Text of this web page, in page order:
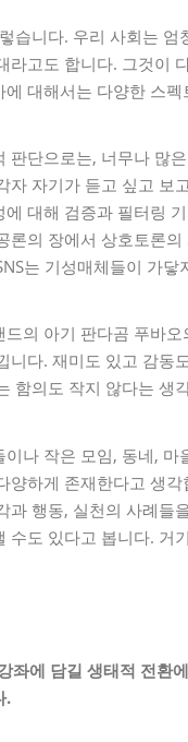
습니다. 우리 사회는
라고도 합니다. 그것이
에 대해서는 다양한 스
판단으로는, 너무나 많
자 자기가 듣고 싶고 보
에 대해 검증과 필터링
론의 장에서 상호토론
는 기성매체들이 가
드의 아기 판다곰 푸바
니다. 재미도 있고 감동
함의도 작지 않다는 생
이나 작은 모임, 동네,
양하게 존재한다고 생
과 행동, 실천의 사례들
수도 있다고 봅니다. 거
좌에 담길 생태적 전환
.